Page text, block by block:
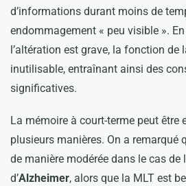
d’informations durant moins de
endommagement « peu visible ».
l’altération est grave, la fonction de
inutilisable, entraînant ainsi des
significatives.
La mémoire à court-terme peut être
plusieurs manières. On a remarqué
de manière modérée dans le cas de
d’Alzheimer, alors que la MLT est